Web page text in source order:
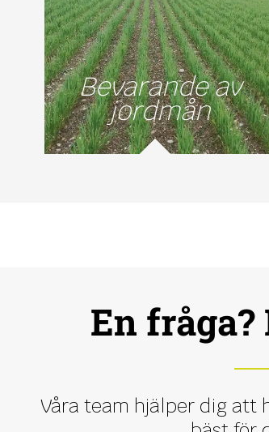
Bevarande av
jordmån
En
Våra team hjälper dig att